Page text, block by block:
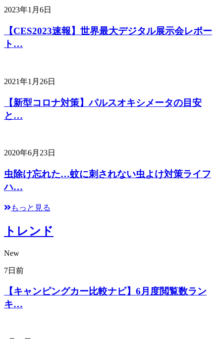
2023年1月6日
【CES2023速報】世界最大デジタル展示会レポー
ト…
2021年1月26日
【新型コロナ対策】パルスオキシメータの目安
と…
2020年6月23日
虫除け忘れた…蚊に刺されない虫よけ対策ライフ
ハ…
もっと見る
トレンド
New
7日前
【キャンピングカー比較ナビ】6月度閲覧数ラン
キ…